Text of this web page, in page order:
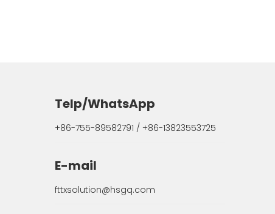
Telp/WhatsApp
+86-755-89582791 / +86-13823553725
E-mail
fttxsolution@hsgq.com